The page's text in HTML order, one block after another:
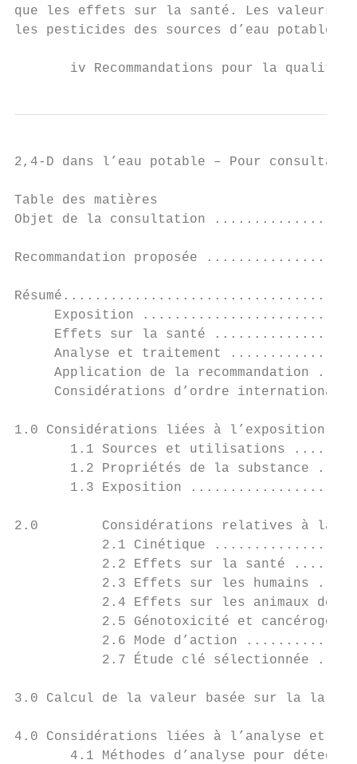
que les effets sur la santé. Les valeurs
les pesticides des sources d’eau potable.
iv Recommandations pour la qualité
2,4-D dans l’eau potable – Pour
Table des matières
Objet de la consultation
Recommandation proposée
Exposition
Effets sur la santé
Analyse et traitement
Application de la recommandation
Considérations d’ordre
1.0 Considérations liées à
1.1 Sources et utilisations
1.2 Propriétés de la substance
1.3 Exposition
2.0        Considérations
2.1 Cinétique
2.2 Effets sur la santé
2.3 Effets sur les humains
2.4 Effets sur les animaux de
2.5 Génotoxicité et
2.6 Mode d’action
2.7 Étude clé sélectionnée
3.0 Calcul de la valeur basée
4.0 Considérations liées à
4.1 Méthodes d’analyse pour